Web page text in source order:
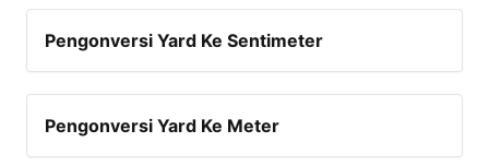
Pengonversi Yard Ke Sentimeter
Pengonversi Yard Ke Meter